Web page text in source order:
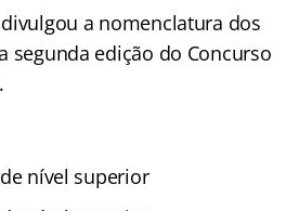
a nomenclatura dos
segunda edição do Concurso
nível superior